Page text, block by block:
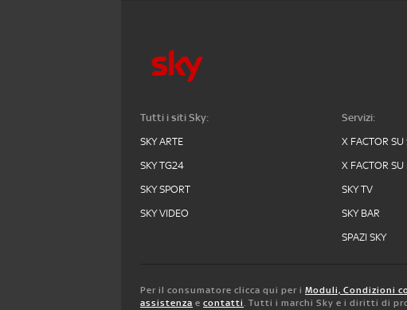
Tutti i siti Sky:
SKY ARTE
SKY TG24
SKY SPORT
SKY VIDEO
Servizi:
X FACTOR SU
X FACTOR
SKY TV
SKY BAR
SPAZI SKY
Per il consumatore clicca qui per i Moduli, Condizioni
assistenza e contatti. Tutti i marchi Sky e i diritti di